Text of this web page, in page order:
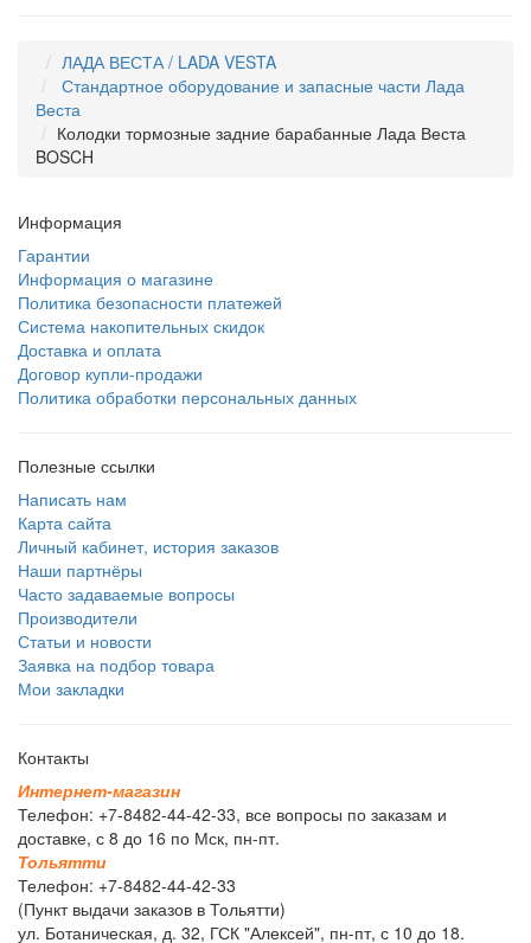
ЛАДА ВЕСТА / LADA VESTA
Стандартное оборудование и запасные части Лада
Веста
Колодки тормозные задние барабанные Лада Веста
BOSCH
Информация
Гарантии
Информация о магазине
Политика безопасности платежей
Система накопительных скидок
Доставка и оплата
Договор купли-продажи
Политика обработки персональных данных
Полезные ссылки
Написать нам
Карта сайта
Личный кабинет, история заказов
Наши партнёры
Часто задаваемые вопросы
Производители
Статьи и новости
Заявка на подбор товара
Мои закладки
Контакты
Интернет-магазин
Телефон: +7-8482-44-42-33, все вопросы по заказам и
доставке, с 8 до 16 по Мск, пн-пт.
Тольятти
Телефон: +7-8482-44-42-33
(Пункт выдачи заказов в Тольятти)
ул. Ботаническая, д. 32, ГСК "Алексей", пн-пт, с 10 до 18.